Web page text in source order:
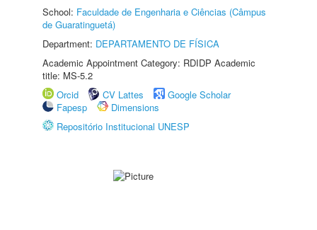
School: Faculdade de Engenharia e Ciências (Câmpus
de Guaratinguetá)
Department: DEPARTAMENTO DE FÍSICA
Academic Appointment Category: RDIDP Academic
title: MS-5.2
Orcid
CV Lattes
Google Scholar
Fapesp
Dimensions
Repositório Institucional UNESP